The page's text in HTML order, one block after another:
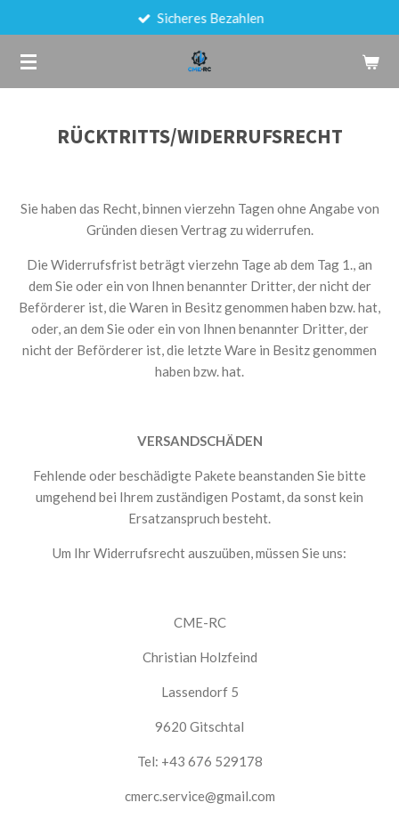
Hauptinhalt
springen
Sicheres Bezahlen
RÜCKTRITTS/WIDERRUFSRECHT
Sie haben das Recht, binnen vierzehn Tagen ohne Angabe von
Gründen diesen Vertrag zu widerrufen.
Die Widerrufsfrist beträgt vierzehn Tage ab dem Tag 1., an
dem Sie oder ein von Ihnen benannter Dritter, der nicht der
Beförderer ist, die Waren in Besitz genommen haben bzw. hat,
oder, an dem Sie oder ein von Ihnen benannter Dritter, der
nicht der Beförderer ist, die letzte Ware in Besitz genommen
haben bzw. hat.
VERSANDSCHÄDEN
Fehlende oder beschädigte Pakete beanstanden Sie bitte
umgehend bei Ihrem zuständigen Postamt, da sonst kein
Ersatzanspruch besteht.
Um Ihr Widerrufsrecht auszuüben, müssen Sie uns:
CME-RC
Christian Holzfeind
Lassendorf 5
9620 Gitschtal
Tel: +43 676 529178
cmerc.service@gmail.com